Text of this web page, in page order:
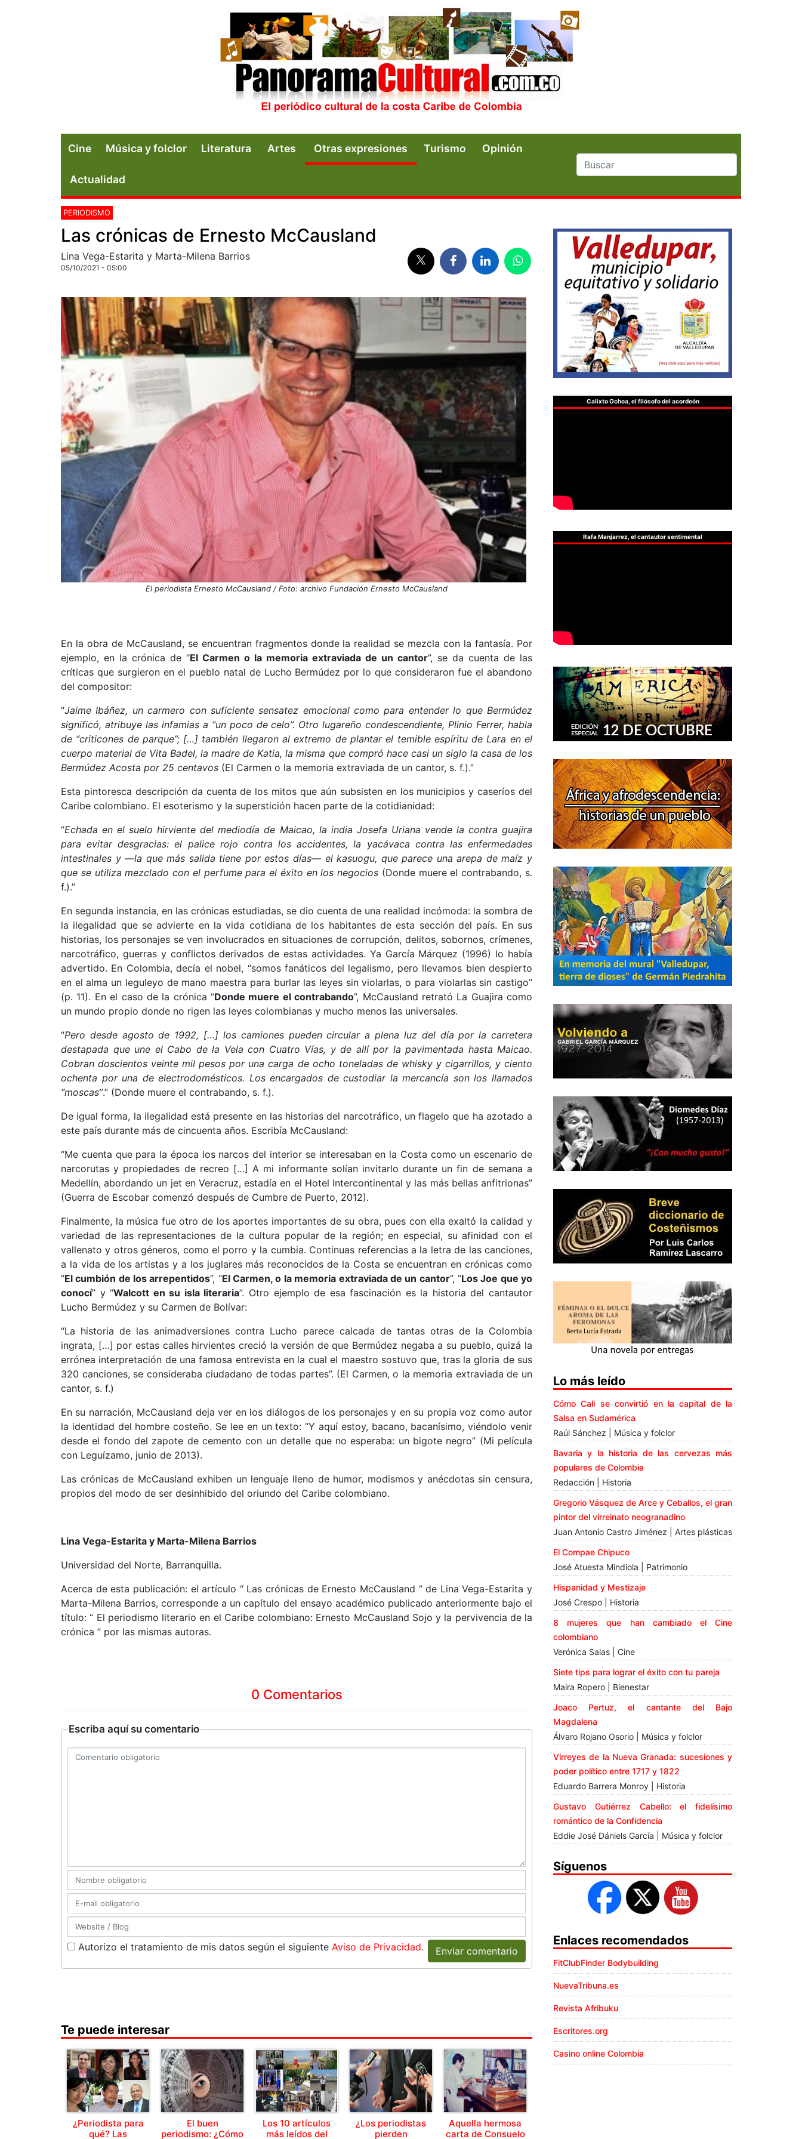
Cine Música y folclor Literatura Artes Otras expresiones Turismo Opinión
Actualidad
PERIODISMO
Las crónicas de Ernesto McCausland
Lina Vega-Estarita y Marta-Milena Barrios
05/10/2021 - 05:00
El periodista Ernesto McCausland / Foto: archivo Fundación Ernesto McCausland
En la obra de McCausland, se encuentran fragmentos donde la realidad se mezcla con la fantasía. Por
ejemplo, en la crónica de “El Carmen o la memoria extraviada de un cantor”, se da cuenta de las
críticas que surgieron en el pueblo natal de Lucho Bermúdez por lo que consideraron fue el abandono
del compositor:
“Jaime Ibáñez, un carmero con suficiente sensatez emocional como para entender lo que Bermúdez
significó, atribuye las infamias a “un poco de celo”. Otro lugareño condescendiente, Plinio Ferrer, habla
de “criticones de parque”; […] también llegaron al extremo de plantar el temible espíritu de Lara en el
cuerpo material de Vita Badel, la madre de Katia, la misma que compró hace casi un siglo la casa de los
Bermúdez Acosta por 25 centavos (El Carmen o la memoria extraviada de un cantor, s. f.).”
Esta pintoresca descripción da cuenta de los mitos que aún subsisten en los municipios y caseríos del
Caribe colombiano. El esoterismo y la superstición hacen parte de la cotidianidad:
“Echada en el suelo hirviente del mediodía de Maicao, la india Josefa Uriana vende la contra guajira
para evitar desgracias: el palice rojo contra los accidentes, la yacávaca contra las enfermedades
intestinales y —la que más salida tiene por estos días— el kasuogu, que parece una arepa de maíz y
que se utiliza mezclado con el perfume para el éxito en los negocios (Donde muere el contrabando, s.
f.).”
En segunda instancia, en las crónicas estudiadas, se dio cuenta de una realidad incómoda: la sombra de
la ilegalidad que se advierte en la vida cotidiana de los habitantes de esta sección del país. En sus
historias, los personajes se ven involucrados en situaciones de corrupción, delitos, sobornos, crímenes,
narcotráfico, guerras y conflictos derivados de estas actividades. Ya García Márquez (1996) lo había
advertido. En Colombia, decía el nobel, “somos fanáticos del legalismo, pero llevamos bien despierto
en el alma un leguleyo de mano maestra para burlar las leyes sin violarlas, o para violarlas sin castigo”
(p. 11). En el caso de la crónica “Donde muere el contrabando”, McCausland retrató La Guajira como
un mundo propio donde no rigen las leyes colombianas y mucho menos las universales.
“Pero desde agosto de 1992, […] los camiones pueden circular a plena luz del día por la carretera
destapada que une el Cabo de la Vela con Cuatro Vías, y de allí por la pavimentada hasta Maicao.
Cobran doscientos veinte mil pesos por una carga de ocho toneladas de whisky y cigarrillos, y ciento
ochenta por una de electrodomésticos. Los encargados de custodiar la mercancía son los llamados
“moscas”.” (Donde muere el contrabando, s. f.).
De igual forma, la ilegalidad está presente en las historias del narcotráfico, un flagelo que ha azotado a
este país durante más de cincuenta años. Escribía McCausland:
“Me cuenta que para la época los narcos del interior se interesaban en la Costa como un escenario de
narcorutas y propiedades de recreo […] A mi informante solían invitarlo durante un fin de semana a
Medellín, abordando un jet en Veracruz, estadía en el Hotel Intercontinental y las más bellas anfitrionas”
(Guerra de Escobar comenzó después de Cumbre de Puerto, 2012).
Finalmente, la música fue otro de los aportes importantes de su obra, pues con ella exaltó la calidad y
variedad de las representaciones de la cultura popular de la región; en especial, su afinidad con el
vallenato y otros géneros, como el porro y la cumbia. Continuas referencias a la letra de las canciones,
a la vida de los artistas y a los juglares más reconocidos de la Costa se encuentran en crónicas como
“El cumbión de los arrepentidos”, “El Carmen, o la memoria extraviada de un cantor”, “Los Joe que yo
conocí” y “Walcott en su isla literaria”. Otro ejemplo de esa fascinación es la historia del cantautor
Lucho Bermúdez y su Carmen de Bolívar:
“La historia de las animadversiones contra Lucho parece calcada de tantas otras de la Colombia
ingrata, […] por estas calles hirvientes creció la versión de que Bermúdez negaba a su pueblo, quizá la
errónea interpretación de una famosa entrevista en la cual el maestro sostuvo que, tras la gloria de sus
320 canciones, se consideraba ciudadano de todas partes”. (El Carmen, o la memoria extraviada de un
cantor, s. f.)
En su narración, McCausland deja ver en los diálogos de los personajes y en su propia voz como autor
la identidad del hombre costeño. Se lee en un texto: “Y aquí estoy, bacano, bacanísimo, viéndolo venir
desde el fondo del zapote de cemento con un detalle que no esperaba: un bigote negro” (Mi película
con Leguízamo, junio de 2013).
Las crónicas de McCausland exhiben un lenguaje lleno de humor, modismos y anécdotas sin censura,
propios del modo de ser desinhibido del oriundo del Caribe colombiano.
Lina Vega-Estarita y Marta-Milena Barrios
Universidad del Norte, Barranquilla.
Acerca de esta publicación: el artículo “ Las crónicas de Ernesto McCausland ” de Lina Vega-Estarita y
Marta-Milena Barrios, corresponde a un capítulo del ensayo académico publicado anteriormente bajo el
título: “ El periodismo literario en el Caribe colombiano: Ernesto McCausland Sojo y la pervivencia de la
crónica ” por las mismas autoras.
0 Comentarios
Escriba aquí su comentario
Autorizo el tratamiento de mis datos según el siguiente Aviso de Privacidad. Enviar comentario
Te puede interesar
¿Periodista para
qué? Las
El buen
periodismo: ¿Cómo
Los 10 artículos
más leídos del
¿Los periodistas
pierden
Aquella hermosa
carta de Consuelo
Calixto Ochoa, el filósofo del acordeón
Rafa Manjarrez, el cantautor sentimental
Lo más leído
Cómo Cali se convirtió en la capital de la
Salsa en Sudamérica
Raúl Sánchez | Música y folclor
Bavaria y la historia de las cervezas más
populares de Colombia
Redacción | Historia
Gregorio Vásquez de Arce y Ceballos, el gran
pintor del virreinato neogranadino
Juan Antonio Castro Jiménez | Artes plásticas
El Compae Chipuco
José Atuesta Mindiola | Patrimonio
Hispanidad y Mestizaje
José Crespo | Historia
8 mujeres que han cambiado el Cine
colombiano
Verónica Salas | Cine
Siete tips para lograr el éxito con tu pareja
Maira Ropero | Bienestar
Joaco Pertuz, el cantante del Bajo
Magdalena
Álvaro Rojano Osorio | Música y folclor
Virreyes de la Nueva Granada: sucesiones y
poder político entre 1717 y 1822
Eduardo Barrera Monroy | Historia
Gustavo Gutiérrez Cabello: el fidelísimo
romántico de la Confidencia
Eddie José Dániels García | Música y folclor
Síguenos
Enlaces recomendados
FitClubFinder Bodybuilding
NuevaTribuna.es
Revista Afribuku
Escritores.org
Casino online Colombia